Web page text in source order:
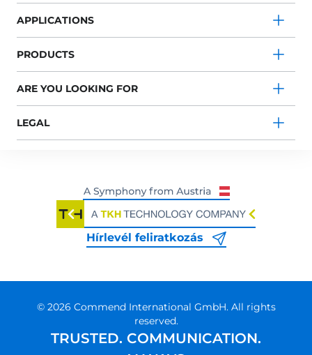
APPLICATIONS
PRODUCTS
ARE YOU LOOKING FOR
LEGAL
Hírlevél feliratkozás
© 2026 Commend International GmbH. All rights
reserved.
TRUSTED. COMMUNICATION.